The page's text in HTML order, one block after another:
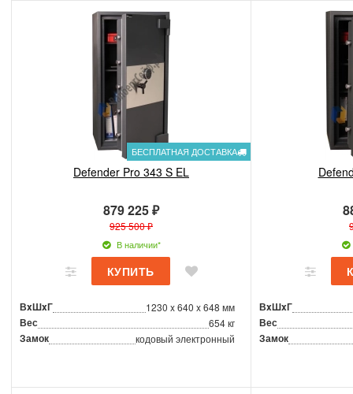
БЕСПЛАТНАЯ ДОСТАВКА
Defender Pro 343 S EL
879 225 ₽
925 500 ₽
В наличии*
ВxШxГ 1230 x 640 x 648 мм
Вес 654 кг
Замок кодовый электронный
ВxШxГ
Вес
Замок